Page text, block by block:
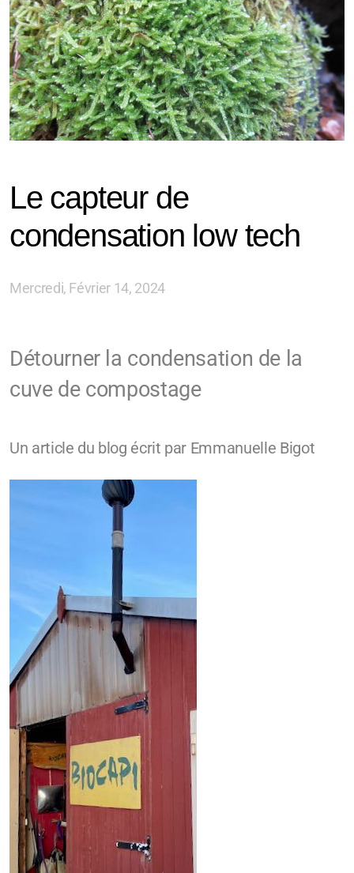
Le capteur de
condensation low tech
Mercredi, Février 14, 2024
Détourner la condensation de la
cuve de compostage
Un article du blog écrit par Emmanuelle Bigot